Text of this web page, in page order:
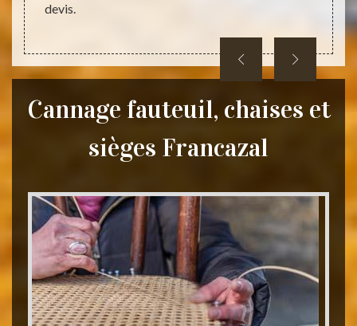
devis.
Cannage fauteuil, chaises et
sièges Francazal